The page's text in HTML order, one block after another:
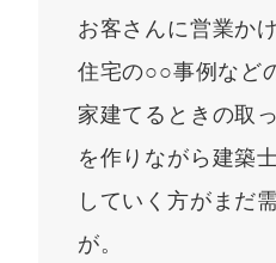
お客さんに営業か
住宅の○○事例など
家建てるときの取
を作りながら建築
していく方がまだ
が。